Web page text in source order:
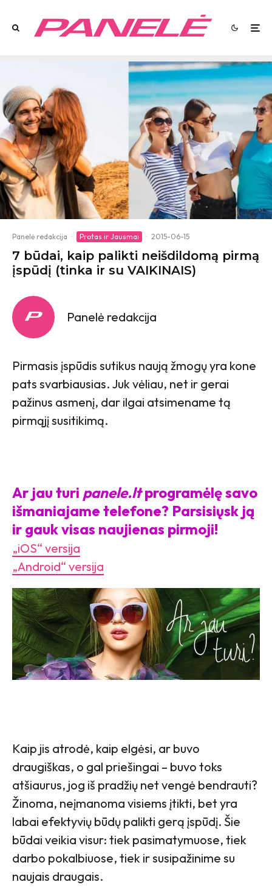
Panelė redakcija · Protas ir Jausmai · 2015-06-15
7 būdai, kaip palikti neišdildomą pirmą
įspūdį (tinka ir su VAIKINAIS)
Panelė redakcija
Pirmasis įspūdis sutikus naują žmogų yra kone
pats svarbiausias. Juk vėliau, net ir gerai
pažinus asmenį, dar ilgai atsimename tą
pirmąjį susitikimą.
Ar jau turi panele.ltprogramėlę savo
išmaniajame telefone? Parsisiųsk ją
ir gauk visas naujienas pirmoji!
„iOS“ versija
„Android“ versija
Kaip jis atrodė, kaip elgėsi, ar buvo
draugiškas, o gal priešingai – buvo toks
atšiaurus, jog iš pradžių net vengė bendrauti?
Žinoma, neįmanoma visiems įtikti, bet yra
labai efektyvių būdų palikti gerą įspūdį. Šie
būdai veikia visur: tiek pasimatymuose, tiek
darbo pokalbiuose, tiek ir susipažinime su
naujais draugais.